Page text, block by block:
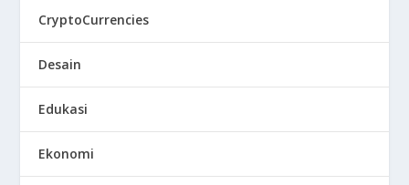
CryptoCurrencies
Desain
Edukasi
Ekonomi